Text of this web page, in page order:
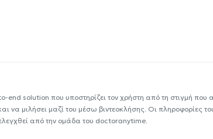
solution που υποστηρίζει τον χρήστη από τη στιγμή που
να μιλήσει μαζί του μέσω βιντεοκλήσης. Οι πληροφορίες
από την ομάδα του doctoranytime.